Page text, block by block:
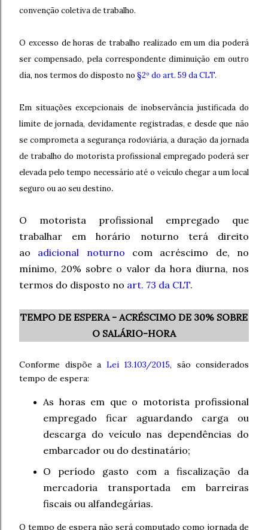
convenção coletiva de trabalho.
O excesso de horas de trabalho realizado em um dia poderá
ser compensado, pela correspondente diminuição em outro
dia, nos termos do disposto no §2º do art. 59 da CLT.
Em situações excepcionais de inobservância justificada do
limite de jornada, devidamente registradas, e desde que não
se comprometa a segurança rodoviária, a duração da jornada
de trabalho do motorista profissional empregado poderá ser
elevada pelo tempo necessário até o veículo chegar a um local
seguro ou ao seu destino.
O motorista profissional empregado que
trabalhar em horário noturno terá direito
ao adicional noturno com acréscimo de, no
mínimo, 20% sobre o valor da hora diurna, nos
termos do disposto no art. 73 da CLT.
TEMPO DE ESPERA - ACRÉSCIMO DE 30% SOBRE
O SALÁRIO-HORA
Conforme dispõe a Lei 13.103/2015, são considerados
tempo de espera:
As horas em que o motorista profissional
empregado ficar aguardando carga ou
descarga do veículo nas dependências do
embarcador ou do destinatário;
O período gasto com a fiscalização da
mercadoria transportada em barreiras
fiscais ou alfandegárias.
O tempo de espera não será computado como jornada de